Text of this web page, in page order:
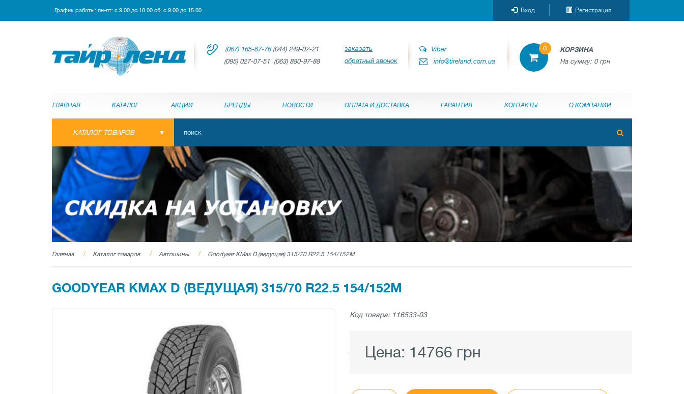
График работы: пн-пт: с 9.00 до 18.00 сб: с 9.00 до 15.00 Вход Регистрация
(067) 165-67-76(044) 249-02-21
(095) 027-07-51 (063) 880-97-88
заказать
обратный звонок
Viber
info@tireland.com.ua
0
КОРЗИНА
На сумму: 0 грн
ГЛАВНАЯ КАТАЛОГ АКЦИИ БРЕНДЫ НОВОСТИ ОПЛАТА И ДОСТАВКА ГАРАНТИЯ КОНТАКТЫ О КОМПАНИИ
КАТАЛОГ ТОВАРОВ
Главная Каталог товаров Автошины Goodyear KMax D (ведущая) 315/70 R22.5 154/152M
GOODYEAR KMAX D (ВЕДУЩАЯ) 315/70 R22.5 154/152M
Код товара: 116533-03
Цена: 14766 грн